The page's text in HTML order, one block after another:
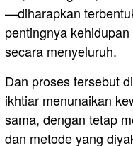
—diharapkan
pentingnya
secara menyeluruh.
Dan proses tersebut
ikhtiar menunaikan
sama, dengan tetap
dan metode yang